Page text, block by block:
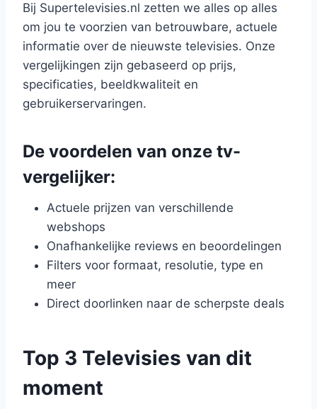
Bij Supertelevisies.nl zetten we alles op alles
om jou te voorzien van betrouwbare, actuele
informatie over de nieuwste televisies. Onze
vergelijkingen zijn gebaseerd op prijs,
specificaties, beeldkwaliteit en
gebruikerservaringen.
De voordelen van onze tv-
vergelijker:
Actuele prijzen van verschillende
webshops
Onafhankelijke reviews en beoordelingen
Filters voor formaat, resolutie, type en
meer
Direct doorlinken naar de scherpste deals
Top 3 Televisies van dit
moment